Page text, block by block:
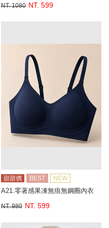
NT. 1080 NT. 599
甜甜價 BEST NEW
A21.零著感果凍無痕無鋼圈內衣
NT. 980 NT. 599